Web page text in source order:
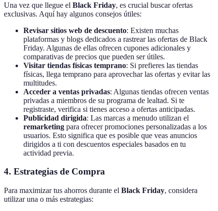
Una vez que llegue el Black Friday, es crucial buscar ofertas
exclusivas. Aquí hay algunos consejos útiles:
Revisar sitios web de descuento: Existen muchas
plataformas y blogs dedicados a rastrear las ofertas de Black
Friday. Algunas de ellas ofrecen cupones adicionales y
comparativas de precios que pueden ser útiles.
Visitar tiendas físicas temprano: Si prefieres las tiendas
físicas, llega temprano para aprovechar las ofertas y evitar las
multitudes.
Acceder a ventas privadas: Algunas tiendas ofrecen ventas
privadas a miembros de su programa de lealtad. Si te
registraste, verifica si tienes acceso a ofertas anticipadas.
Publicidad dirigida: Las marcas a menudo utilizan el
remarketing para ofrecer promociones personalizadas a los
usuarios. Esto significa que es posible que veas anuncios
dirigidos a ti con descuentos especiales basados en tu
actividad previa.
4. Estrategias de Compra
Para maximizar tus ahorros durante el Black Friday, considera
utilizar una o más estrategias: